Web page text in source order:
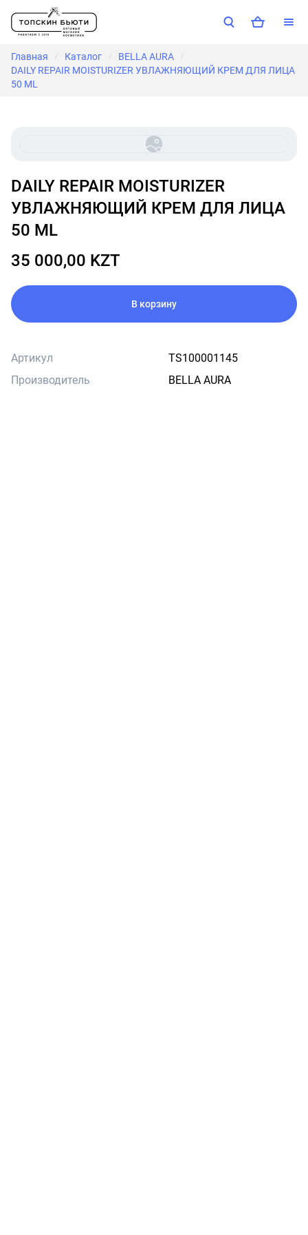
Главная / Каталог / BELLA AURA /
DAILY REPAIR MOISTURIZER УВЛАЖНЯЮЩИЙ КРЕМ ДЛЯ ЛИЦА
50 ML
DAILY REPAIR MOISTURIZER
УВЛАЖНЯЮЩИЙ КРЕМ ДЛЯ ЛИЦА
50 ML
35 000,00 KZT
В корзину
Артикул
TS100001145
Производитель
BELLA AURA